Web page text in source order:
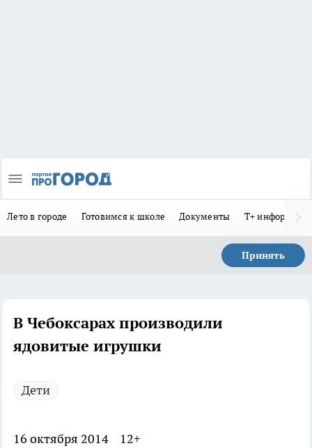
Лето в городе Готовимся к школе Документы Т+
Принять
В Чебоксарах производили
ядовитые игрушки
Дети
16 октября 2014 12+